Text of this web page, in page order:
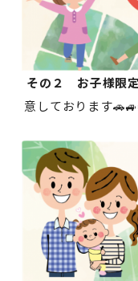
その２ お子様限
意しております